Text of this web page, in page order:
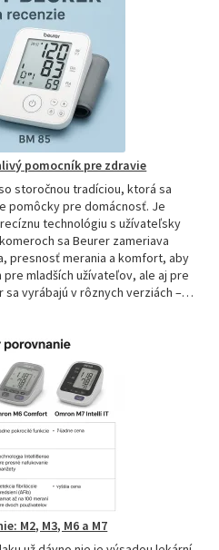
pomocník pre zdravie
storočnou tradíciou, ktorá sa
pomôcky pre domácnosť. Je
technológiu s užívateľsky
sa Beurer zameriava
presnosť merania a komfort, aby
mladších užívateľov, ale aj pre
sa vyrábajú v rôznych verziách –…
M2, M3, M6 a M7